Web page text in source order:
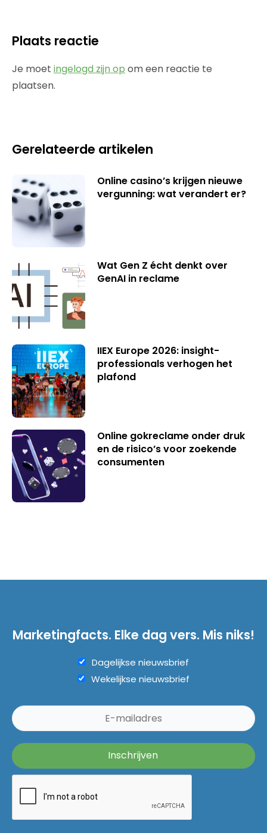
Plaats reactie
Je moet ingelogd zijn op om een reactie te
plaatsen.
Gerelateerde artikelen
Online casino’s krijgen nieuwe
vergunning: wat verandert er?
Wat Gen Z écht denkt over
GenAI in reclame
IIEX Europe 2026: insight-
professionals verhogen het
plafond
Online gokreclame onder druk
en de risico’s voor zoekende
consumenten
Marketingfacts. Elke dag vers. Mis niks!
Dagelijkse nieuwsbrief
Wekelijkse nieuwsbrief